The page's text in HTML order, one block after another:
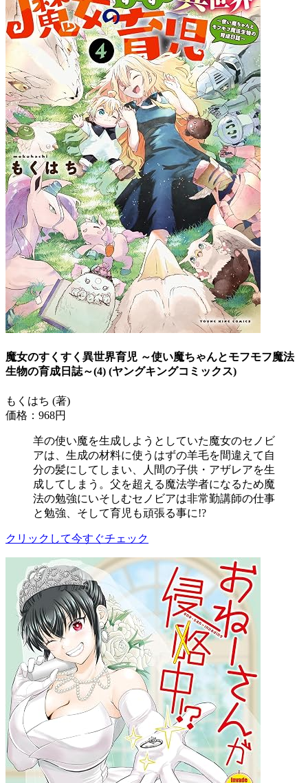
魔女のすくすく異世界育児 ～使い魔ちゃんとモフモフ魔法
生物の育成日誌～(4) (ヤングキングコミックス)
もくはち (著)
価格：968円
羊の使い魔を生成しようとしていた魔女のセノビ
アは、生成の材料に使うはずの羊毛を間違えて自
分の髪にしてしまい、人間の子供・アザレアを生
成してしまう。父を超える魔法学者になるため魔
法の勉強にいそしむセノビアは非常勤講師の仕事
と勉強、そして育児も頑張る事に!?
クリックして今すぐチェック